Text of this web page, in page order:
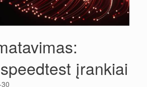
įrankiai